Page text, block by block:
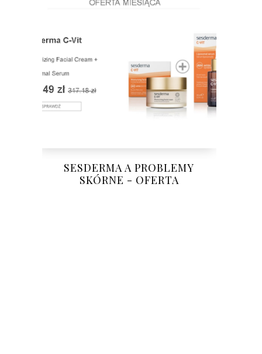
SESDERMA A PROBLEMY
SKÓRNE - OFERTA